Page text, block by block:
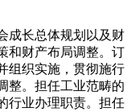
长总体规划以及财
和财产布局调整。订
组织实施，贯彻施行
整。担任工业范畴的
行业办理职责。担任